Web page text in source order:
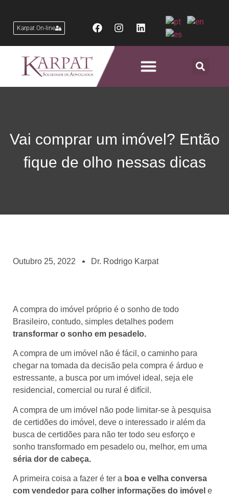
Karpat On-line
Vai comprar um imóvel? Então
fique de olho nessas dicas
Outubro 25, 2022 Dr. Rodrigo Karpat
A compra do imóvel próprio é o sonho de todo
Brasileiro, contudo, simples detalhes podem
transformar o sonho em pesadelo.
A compra de um imóvel não é fácil, o caminho para
chegar na tomada da decisão pela compra é árduo e
estressante, a busca por um imóvel ideal, seja ele
residencial, comercial ou rural é difícil.
A compra de um imóvel não pode limitar-se à pesquisa
de certidões do imóvel, deve o interessado ir além da
busca de certidões para não ter todo seu esforço e
sonho transformado em pesadelo ou, melhor, em uma
séria dor de cabeça.
A primeira coisa a fazer é ter a boa e velha conversa
com vendedor para colher informações do imóvel e